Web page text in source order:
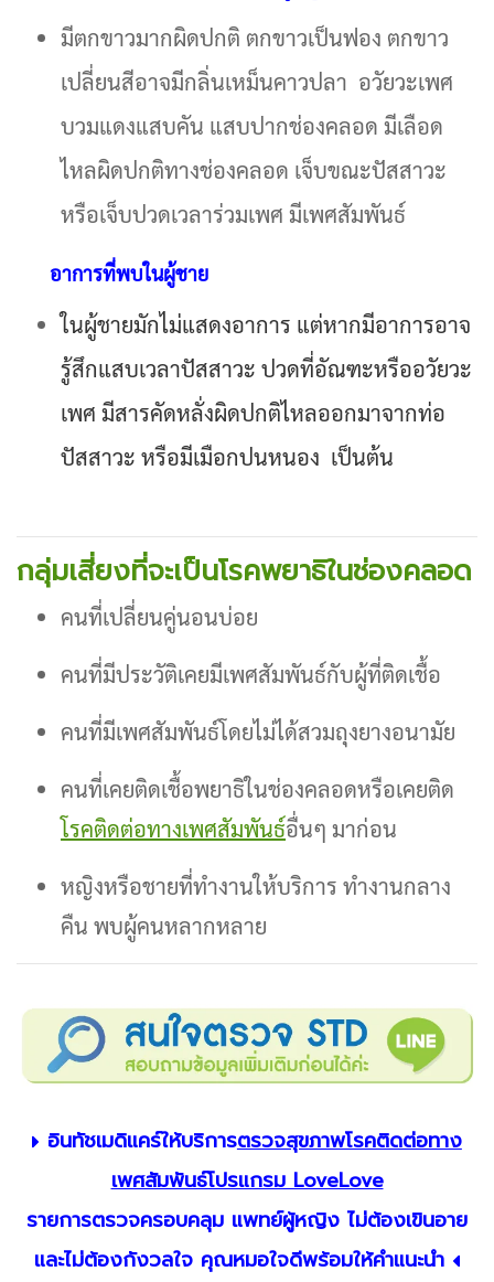
มีตกขาวมากผิดปกติ ตกขาวเป็นฟอง ตกขาว
เปลี่ยนสีอาจมีกลิ่นเหม็นคาวปลา อวัยวะเพศ
บวมแดงแสบคัน แสบปากช่องคลอด มีเลือด
ไหลผิดปกติทางช่องคลอด เจ็บขณะปัสสาวะ
หรือเจ็บปวดเวลาร่วมเพศ มีเพศสัมพันธ์
อาการที่พบในผู้ชาย
ในผู้ชายมักไม่แสดงอาการ แต่หากมีอาการอาจ
รู้สึกแสบเวลาปัสสาวะ ปวดที่อัณฑะหรืออวัยวะ
เพศ มีสารคัดหลั่งผิดปกติไหลออกมาจากท่อ
ปัสสาวะ หรือมีเมือกปนหนอง เป็นต้น
กลุ่มเสี่ยงที่จะเป็นโรคพยาธิในช่องคลอด
คนที่เปลี่ยนคู่นอนบ่อย
คนที่มีประวัติเคยมีเพศสัมพันธ์กับผู้ที่ติดเชื้อ
คนที่มีเพศสัมพันธ์โดยไม่ได้สวมถุงยางอนามัย
คนที่เคยติดเชื้อพยาธิในช่องคลอดหรือเคยติด
โรคติดต่อทางเพศสัมพันธ์อื่นๆ มาก่อน
หญิงหรือชายที่ทำงานให้บริการ ทำงานกลาง
คืน พบผู้คนหลากหลาย
อินทัชเมดิแคร์ให้บริการตรวจสุขภาพโรคติดต่อทาง
เพศสัมพันธ์โปรแกรม LoveLove
รายการตรวจครอบคลุม แพทย์ผู้หญิง ไม่ต้องเขินอาย
และไม่ต้องกังวลใจ คุณหมอใจดีพร้อมให้คำแนะนำ